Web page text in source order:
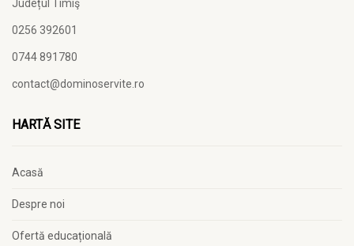
Județul Timiş
0256 392601
0744 891780
contact@dominoservite.ro
HARTĂ SITE
Acasă
Despre noi
Ofertă educațională